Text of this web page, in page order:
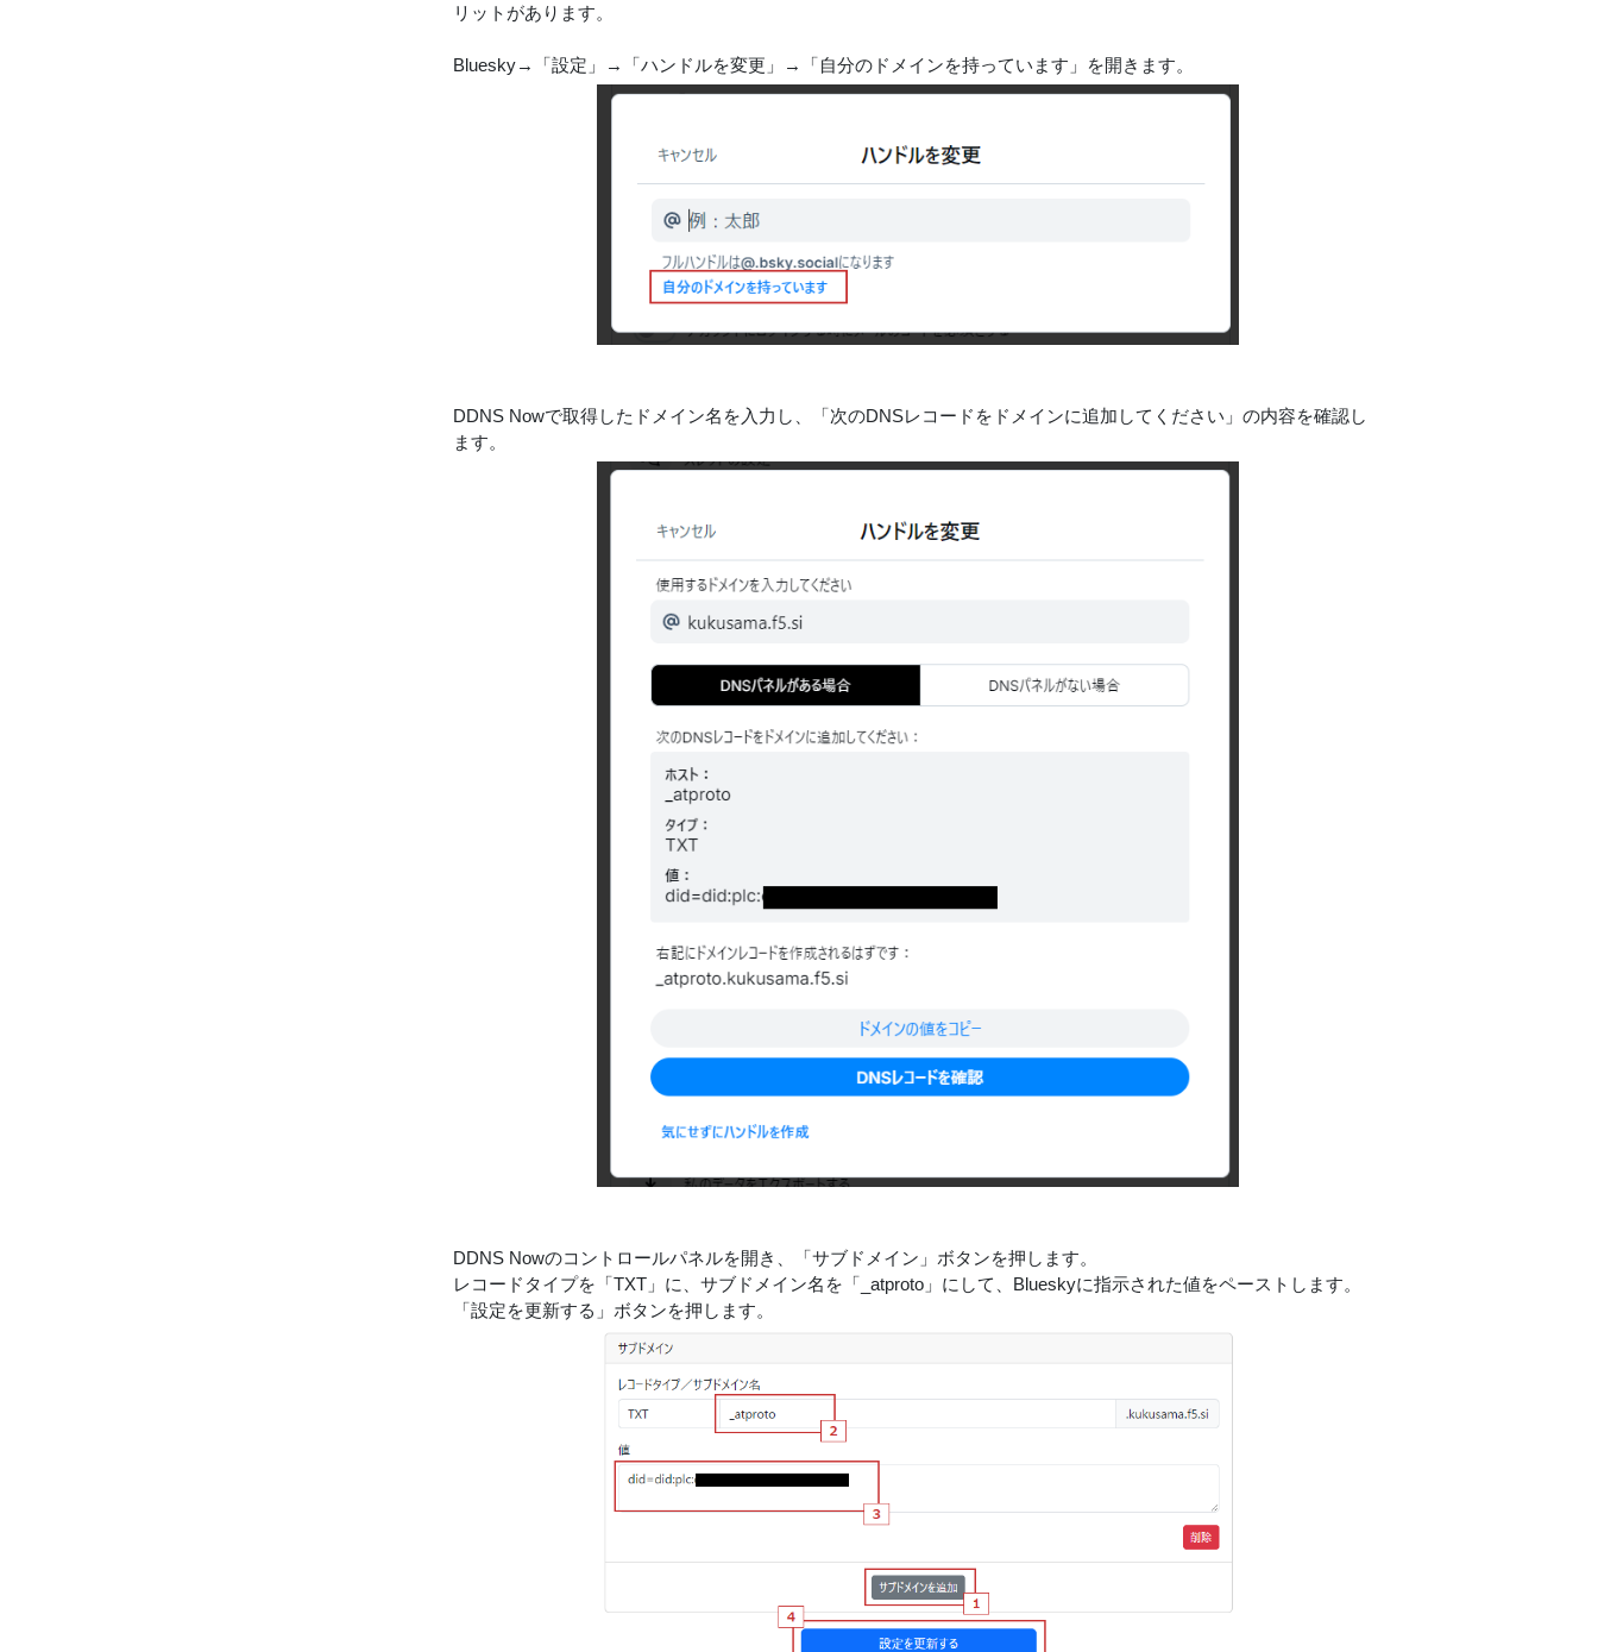
リットがあります。
Bluesky→「設定」→「ハンドルを変更」→「自分のドメインを持っています」を開きます。
DDNS Nowで取得したドメイン名を入力し、「次のDNSレコードをドメインに追加してください」の内容を確認し
ます。
DDNS Nowのコントロールパネルを開き、「サブドメイン」ボタンを押します。
レコードタイプを「TXT」に、サブドメイン名を「_atproto」にして、Blueskyに指示された値をペーストします。
「設定を更新する」ボタンを押します。